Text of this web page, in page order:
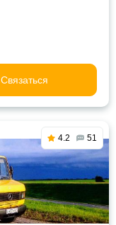
Связаться
4.2 51